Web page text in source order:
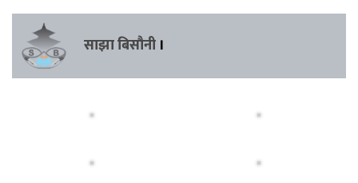
साझा बिसौनी ।